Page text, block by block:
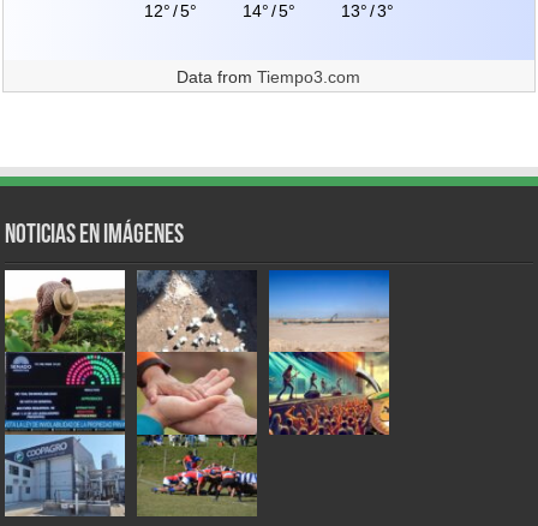
12°/5° 14°/5° 13°/3°
Data fromTiempo3.com
Noticias en Imágenes